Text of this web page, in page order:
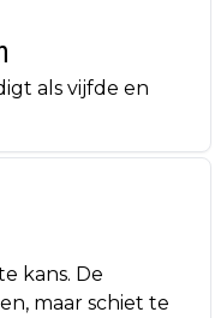
als vijfde en
kans. De
maar schiet te